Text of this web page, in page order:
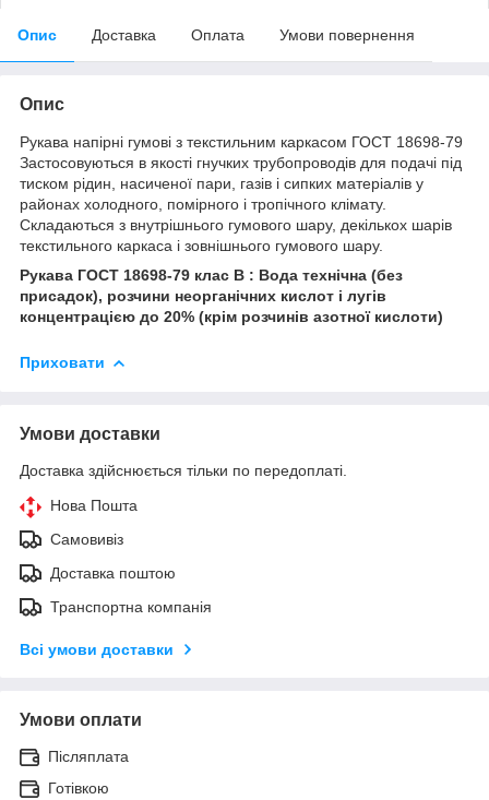
Опис Доставка Оплата Умови повернення
Опис
Рукава напірні гумові з текстильним каркасом ГОСТ 18698-79
Застосовуються в якості гнучких трубопроводів для подачі під
тиском рідин, насиченої пари, газів і сипких матеріалів у
районах холодного, помірного і тропічного клімату.
Складаються з внутрішнього гумового шару, декількох шарів
текстильного каркаса і зовнішнього гумового шару.
Рукава ГОСТ 18698-79 клас В : Вода технічна (без
присадок), розчини неорганічних кислот і лугів
концентрацією до 20% (крім розчинів азотної кислоти)
Приховати
Умови доставки
Доставка здійснюється тільки по передоплаті.
Нова Пошта
Самовивіз
Доставка поштою
Транспортна компанія
Всі умови доставки
Умови оплати
Післяплата
Готівкою